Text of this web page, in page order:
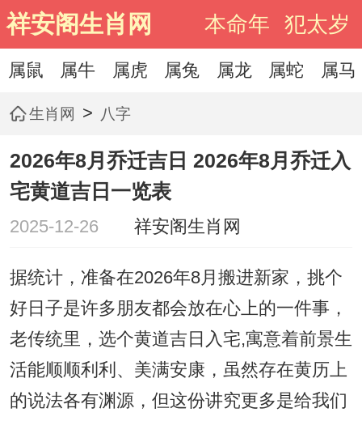
祥安阁生肖网 本命年 犯太岁
属鼠 属牛 属虎 属兔 属龙 属蛇 属马
生肖网 > 八字
2026年8月乔迁吉日 2026年8月乔迁入
宅黄道吉日一览表
2025-12-26 祥安阁生肖网
据统计，准备在2026年8月搬进新家，挑个
好日子是许多朋友都会放在心上的一件事，
老传统里，选个黄道吉日入宅,寓意着前景生
活能顺顺利利、美满安康，虽然存在黄历上
的说法各有渊源，但这份讲究更多是给我们